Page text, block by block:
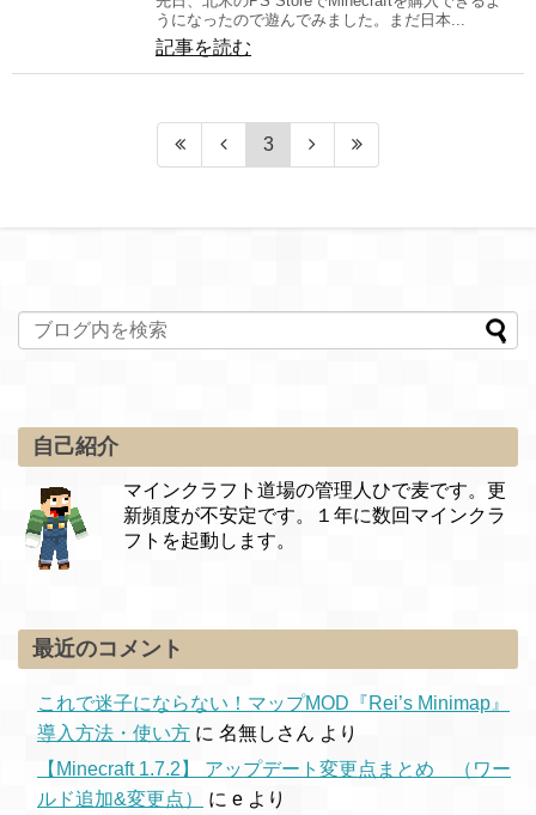
うになったので遊んでみました。まだ日本...
記事を読む
3
自己紹介
マインクラフト道場の管理人ひで麦です。更
新頻度が不安定です。１年に数回マインクラ
フトを起動します。
最近のコメント
これで迷子にならない！マップMOD『Rei’s Minimap』
導入方法・使い方 に 名無しさん より
【Minecraft 1.7.2】 アップデート変更点まとめ （ワー
ルド追加&変更点）
に e より